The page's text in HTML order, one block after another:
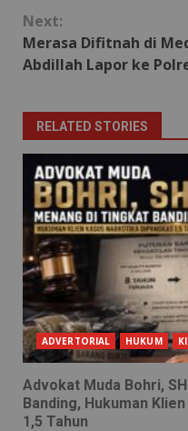
Next:
Merasa Difitnah di
Abdillah Lapor ke
RELATED STORIES
ADVERTORIAL HUKUM
Advokat Muda Bohri,
Banding, Hukuman
1,5 Tahun